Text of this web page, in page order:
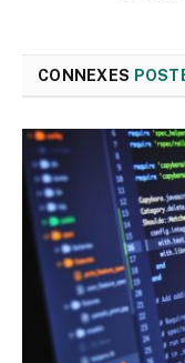
CONNEXES